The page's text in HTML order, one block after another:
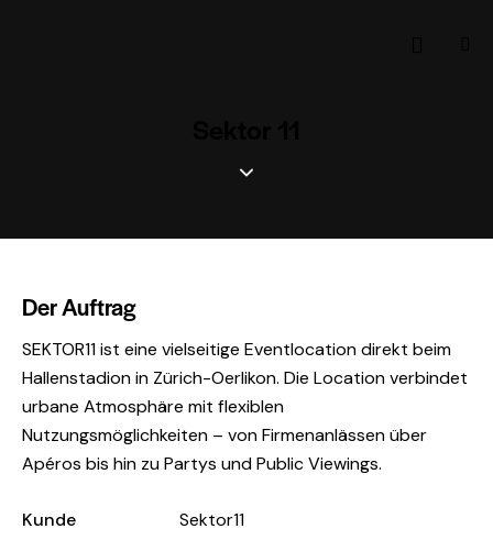
Der Auftrag
SEKTOR11 ist eine vielseitige Eventlocation direkt beim
Hallenstadion in Zürich-Oerlikon. Die Location verbindet
urbane Atmosphäre mit flexiblen
Nutzungsmöglichkeiten – von Firmenanlässen über
Apéros bis hin zu Partys und Public Viewings.
Kunde
Sektor11